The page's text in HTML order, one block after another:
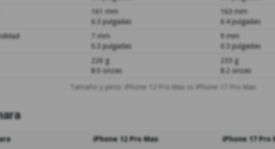
Tamaño y peso: iPhone 12 Pro Max vs iPhone 17 Pro Max
161 mm
6.3 pulgadas
163 mm
6.4 pulgadas
7 mm
0.3 pulgadas
9 mm
0.3 pulgadas
226 g
8.0 onzas
233 g
8.2 onzas
iPhone 12 Pro Max
iPhone 17 Pro